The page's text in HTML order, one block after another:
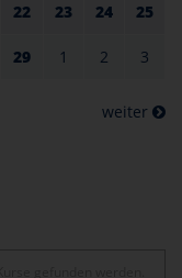
22 23 24 25
29 1 2 3
weiter